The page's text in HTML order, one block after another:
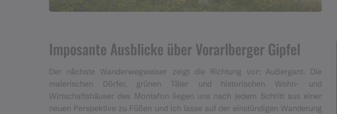
Imposante Ausblicke über Vorarlberger Gipfel
Der nächste Wanderwegweiser zeigt die Richtung vor: Außergant. Die
malerischen Dörfer, grünen Täler und historischen Wohn- und
Wirtschaftshäuser des Montafon liegen uns nach jedem Schritt aus einer
neuen Perspektive zu Füßen und ich lasse auf der einstündigen Wanderung